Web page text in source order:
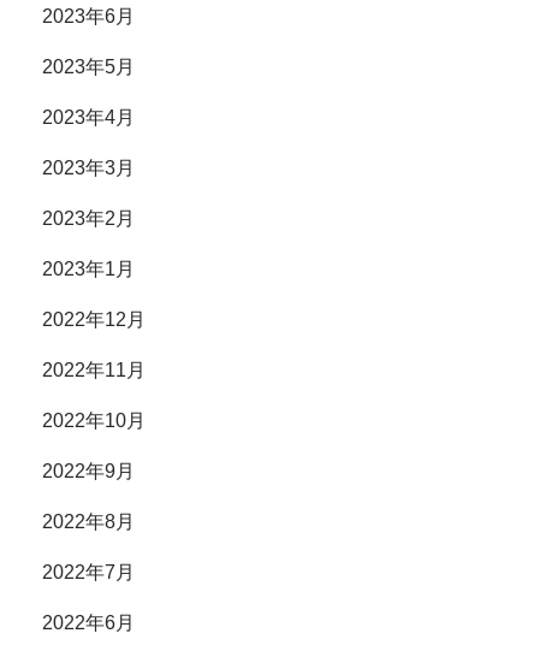
2023年6月
2023年5月
2023年4月
2023年3月
2023年2月
2023年1月
2022年12月
2022年11月
2022年10月
2022年9月
2022年8月
2022年7月
2022年6月